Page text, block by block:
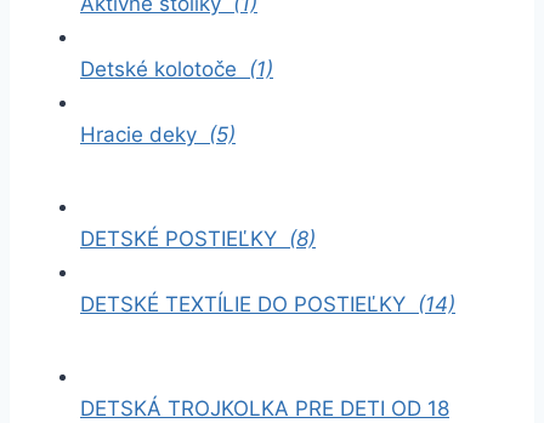
Detské kolotoče (1)
Hracie deky (5)
DETSKÉ POSTIEĽKY (8)
DETSKÉ TEXTÍLIE DO POSTIEĽKY (14)
DETSKÁ TROJKOLKA PRE DETI OD 18